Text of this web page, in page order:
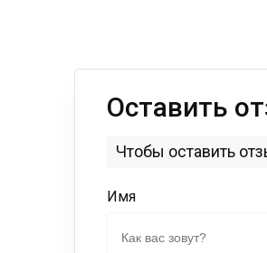
Оставить
Чтобы оставить
Имя